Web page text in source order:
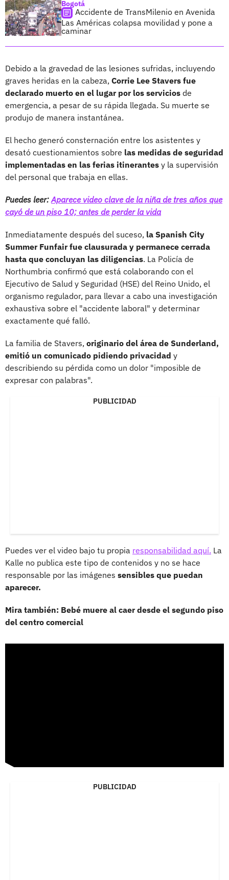
Bogotá
Accidente de TransMilenio en Avenida
Las Américas colapsa movilidad y pone a
caminar
Debido a la gravedad de las lesiones sufridas, incluyendo
graves heridas en la cabeza, Corrie Lee Stavers fue
declarado muerto en el lugar por los servicios de
emergencia, a pesar de su rápida llegada. Su muerte se
produjo de manera instantánea.
El hecho generó consternación entre los asistentes y
desató cuestionamientos sobre las medidas de seguridad
implementadas en las ferias itinerantes y la supervisión
del personal que trabaja en ellas.
Puedes leer: Aparece video clave de la niña de tres años que
cayó de un piso 10; antes de perder la vida
Inmediatamente después del suceso, la Spanish City
Summer Funfair fue clausurada y permanece cerrada
hasta que concluyan las diligencias. La Policía de
Northumbria confirmó que está colaborando con el
Ejecutivo de Salud y Seguridad (HSE) del Reino Unido, el
organismo regulador, para llevar a cabo una investigación
exhaustiva sobre el "accidente laboral" y determinar
exactamente qué falló.
La familia de Stavers, originario del área de Sunderland,
emitió un comunicado pidiendo privacidad y
describiendo su pérdida como un dolor "imposible de
expresar con palabras".
PUBLICIDAD
Puedes ver el video bajo tu propia responsabilidad aquí. La
Kalle no publica este tipo de contenidos y no se hace
responsable por las imágenes sensibles que puedan
aparecer.
Mira también: Bebé muere al caer desde el segundo piso
del centro comercial
PUBLICIDAD